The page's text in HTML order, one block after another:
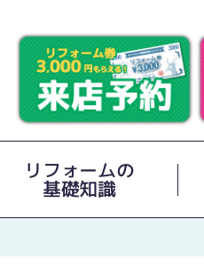
リフォームの
基礎知識